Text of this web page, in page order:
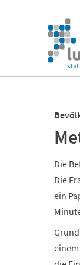
Die
Die
ein